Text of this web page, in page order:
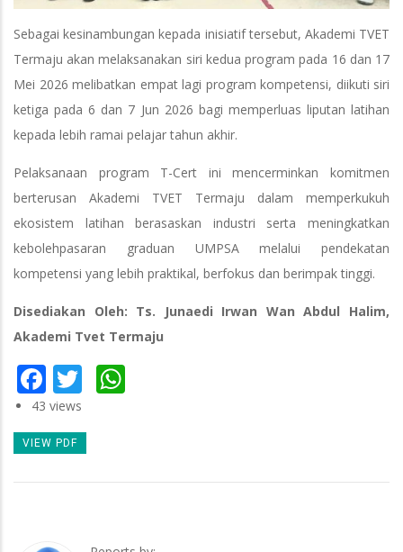
Sebagai kesinambungan kepada inisiatif tersebut, Akademi TVET
Termaju akan melaksanakan siri kedua program pada 16 dan 17
Mei 2026 melibatkan empat lagi program kompetensi, diikuti siri
ketiga pada 6 dan 7 Jun 2026 bagi memperluas liputan latihan
kepada lebih ramai pelajar tahun akhir.
Pelaksanaan program T-Cert ini mencerminkan komitmen
berterusan Akademi TVET Termaju dalam memperkukuh
ekosistem latihan berasaskan industri serta meningkatkan
kebolehpasaran graduan UMPSA melalui pendekatan
kompetensi yang lebih praktikal, berfokus dan berimpak tinggi.
Disediakan Oleh: Ts. Junaedi Irwan Wan Abdul Halim,
Akademi Tvet Termaju
Facebook
Twitter
43 views
VIEW PDF